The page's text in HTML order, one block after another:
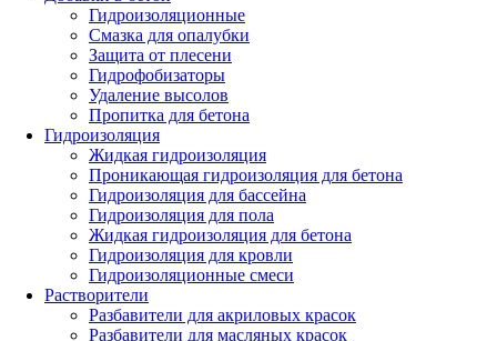
Гидроизоляционные
Смазка для опалубки
Защита от плесени
Гидрофобизаторы
Удаление высолов
Пропитка для бетона
Гидроизоляция
Жидкая гидроизоляция
Проникающая гидроизоляция для бетона
Гидроизоляция для бассейна
Гидроизоляция для пола
Жидкая гидроизоляция для бетона
Гидроизоляция для кровли
Гидроизоляционные смеси
Растворители
Разбавители для акриловых красок
Разбавители для масляных красок